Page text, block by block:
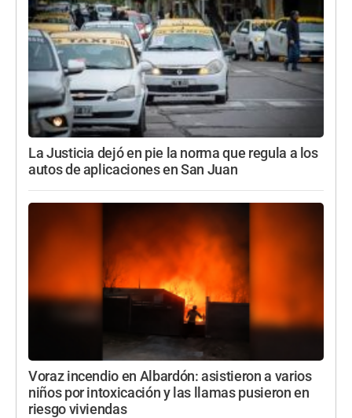
La Justicia dejó en pie la norma que regula a los
autos de aplicaciones en San Juan
Voraz incendio en Albardón: asistieron a varios
niños por intoxicación y las llamas pusieron en
riesgo viviendas